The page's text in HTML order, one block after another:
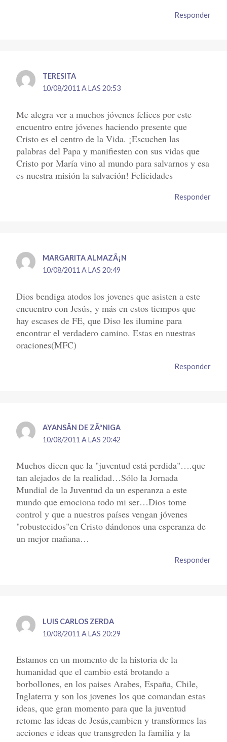
Responder
TERESITA
10/08/2011 A LAS 20:53
Me alegra ver a muchos jóvenes felices por este
encuentro entre jóvenes haciendo presente que
Cristo es el centro de la Vida. ¡Escuchen las
palabras del Papa y manifiesten con sus vidas que
Cristo por María vino al mundo para salvarnos y esa
es nuestra misión la salvación! Felicidades
Responder
MARGARITA ALMAZÃ¡N
10/08/2011 A LAS 20:49
Dios bendiga atodos los jovenes que asisten a este
encuentro con Jesús, y más en estos tiempos que
hay escases de FE, que Diso les ilumine para
encontrar el verdadero camino. Estas en nuestras
oraciones(MFC)
Responder
AYANSÃ­N DE ZÃºNIGA
10/08/2011 A LAS 20:42
Muchos dicen que la "juventud está perdida"….que
tan alejados de la realidad…Sólo la Jornada
Mundial de la Juventud da un esperanza a este
mundo que emociona todo mi ser…Dios tome
control y que a nuestros países vengan jóvenes
"robustecidos"en Cristo dándonos una esperanza de
un mejor mañana…
Responder
LUIS CARLOS ZERDA
10/08/2011 A LAS 20:29
Estamos en un momento de la historia de la
humanidad que el cambio está brotando a
borbollones, en los paises Arabes, España, Chile,
Inglaterra y son los jovenes los que comandan estas
ideas, que gran momento para que la juventud
retome las ideas de Jesús,cambien y transformes las
acciones e ideas que transgreden la familia y la